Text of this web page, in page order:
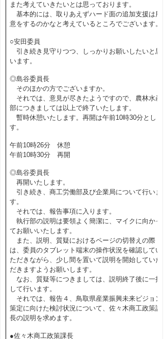
また考えていきたいとは思っております。
基本的には、取りあえずハード面の追加支援は用
意をするのかなと考えているところでございます。
○安田委員
引き続き見守りつつ、しっかりお願いしたいと思
います。
◎島谷委員長
そのほかの方でございますか。
それでは、意見が尽きたようですので、農林水産
部につきましては以上で終了いたします。
暫時休憩いたします。再開は午前10時30分としま
す。
午前10時26分 休憩
午前10時30分 再開
◎島谷委員長
再開いたします。
引き続き、商工労働部及び企業局について行いま
す。
それでは、報告事項に入ります。
執行部の説明は要領よく簡潔に、マイクに向かっ
てお願いいたします。
また、説明、質疑におけるページの切替えの際
は、委員のタブレット端末の操作状況を確認してい
ただきながら、少し間を置いて説明を開始していた
だきますようお願いします。
なお、質疑等につきましては、説明終了後に一括
して行います。
それでは、報告４、鳥取県産業振興未来ビジョン
策定に向けた検討状況について、佐々木商工政策課
長の説明を求めます。
●佐々木商工政策課長